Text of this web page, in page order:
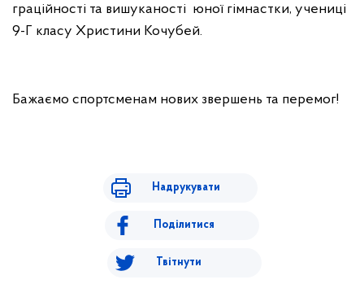
граційності та вишуканості юної гімнастки, учениці
9-Г класу Христини Кочубей.
Бажаємо спортсменам нових звершень та перемог!
Надрукувати
Поділитися
Твітнути